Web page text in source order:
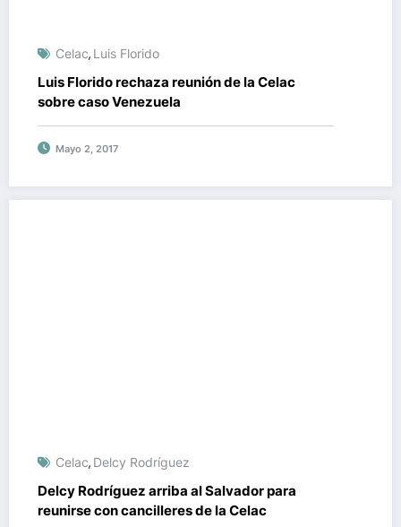
Celac, Luis Florido
Luis Florido rechaza reunión de la Celac
sobre caso Venezuela
Mayo 2, 2017
Celac, Delcy Rodríguez
Delcy Rodríguez arriba al Salvador para
reunirse con cancilleres de la Celac